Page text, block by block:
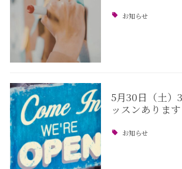
お知らせ
5月30日（土）
ッスンあります
お知らせ